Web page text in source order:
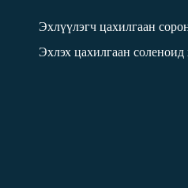
Эхлүүлэгч цахилгаан
Эхлэх цахилгаан соленоид